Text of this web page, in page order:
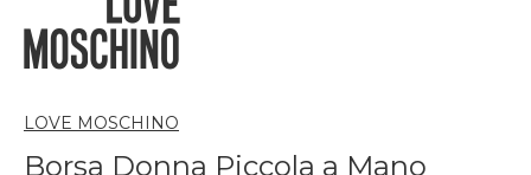
LOVE MOSCHINO
Borsa Donna Piccola a Mano